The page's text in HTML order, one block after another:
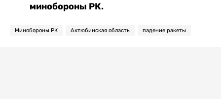
минобороны РК.
Минобороны РК Актюбинская область падение ракеты